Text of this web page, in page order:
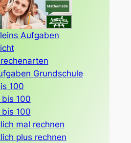
Aufgaben
Grundschule
100
bis 100
bis 100
mal rechnen
plus rechnen